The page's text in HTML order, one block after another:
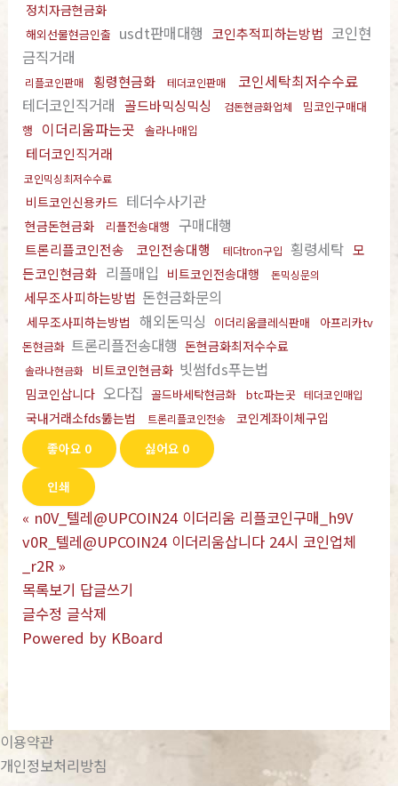
정치자금현금화
해외선물현금인출 usdt판매대행 코인추적피하는방법 코인현
금직거래
리플코인판매 횡령현금화 테더코인판매
코인세탁최저수수료
테더코인직거래 골드바믹싱믹싱 검돈현금화업체
밈코인구매대
행
이더리움파는곳 솔라나매입
테더코인직거래
코인믹싱최저수수료
비트코인신용카드 테더수사기관
현금돈현금화 리플전송대행 구매대행
트론리플코인전송 코인전송대행 테더tron구입 횡령세탁 모
든코인현금화 리플매입 비트코인전송대행 돈믹싱문의
세무조사피하는방법 돈현금화문의
세무조사피하는방법 해외돈믹싱 이더리움클레식판매
아프리카tv
돈현금화 트론리플전송대행 돈현금화최저수수료
솔라나현금화 비트코인현금화 빗썸fds푸는법
밈코인삽니다 오다집 골드바세탁현금화 btc파는곳 테더코인매입
국내거래소fds뚫는법 트론리플코인전송
코인계좌이체구입
좋아요 0 싫어요 0
인쇄
« n0V_텔레@UPCOIN24 이더리움 리플코인구매_h9V
v0R_텔레@UPCOIN24 이더리움삽니다 24시 코인업체
_r2R »
목록보기 답글쓰기
글수정 글삭제
Powered by KBoard
이용약관
개인정보처리방침